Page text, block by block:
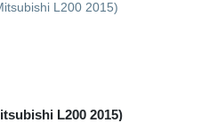
L200 2015)